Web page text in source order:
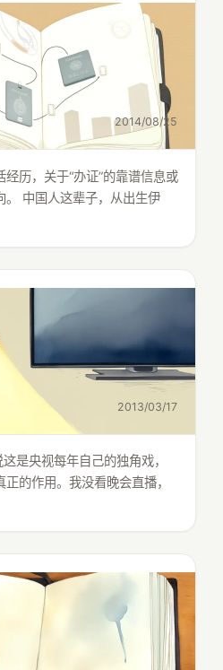
2014/08/25
历，关于“办证”的靠谱信息或
。 中国人这辈子，从出生伊
2013/03/17
是央视每年自己的独角戏，
的作用。我没看晚会直播，